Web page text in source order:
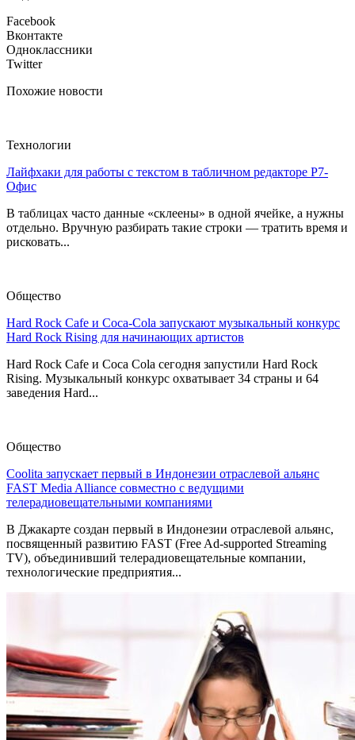
Facebook
Вконтакте
Одноклассники
Twitter
Похожие новости
Технологии
Лайфхаки для работы с текстом в табличном редакторе Р7-
Офис
В таблицах часто данные «склеены» в одной ячейке, а нужны
отдельно. Вручную разбирать такие строки — тратить время и
рисковать...
Общество
Hard Rock Cafe и Coca-Cola запускают музыкальный конкурс
Hard Rock Rising для начинающих артистов
Hard Rock Cafe и Coca Cola сегодня запустили Hard Rock
Rising. Музыкальный конкурс охватывает 34 страны и 64
заведения Hard...
Общество
Coolita запускает первый в Индонезии отраслевой альянс
FAST Media Alliance совместно с ведущими
телерадиовещательными компаниями
В Джакарте создан первый в Индонезии отраслевой альянс,
посвященный развитию FAST (Free Ad-supported Streaming
TV), объединивший телерадиовещательные компании,
технологические предприятия...